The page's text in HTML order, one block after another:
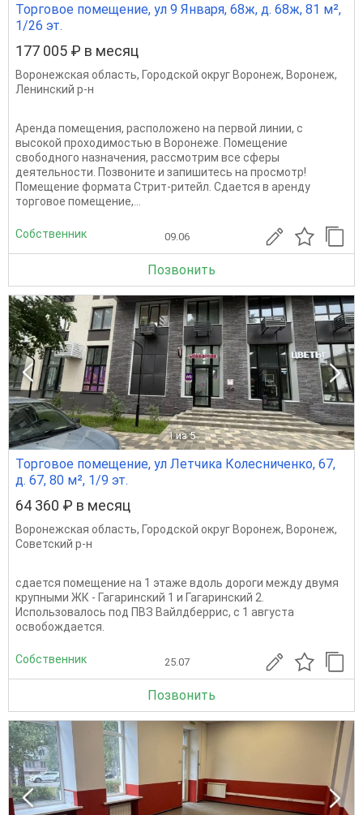
Торговое помещение, ул 9 Января, 68ж, д. 68ж, 81 м²,
1/26 эт.
177 005 ₽ в месяц
Воронежская область, Городской округ Воронеж, Воронеж,
Ленинский р-н
Аренда помещения, расположено на первой линии, с
высокой проходимостью в Воронеже. Помещение
свободного назначения, рассмотрим все сферы
деятельности. Позвоните и запишитесь на просмотр!
Помещение формата Стрит-ритейл. Сдается в аренду
торговое помещение,...
Собственник 09.06
Позвонить
1 из 5
Торговое помещение, ул Летчика Колесниченко, 67,
д. 67, 80 м², 1/9 эт.
64 360 ₽ в месяц
Воронежская область, Городской округ Воронеж, Воронеж,
Советский р-н
сдается помещение на 1 этаже вдоль дороги между двумя
крупными ЖК - Гагаринский 1 и Гагаринский 2.
Использовалось под ПВЗ Вайлдберрис, с 1 августа
освобождается.
Собственник 25.07
Позвонить